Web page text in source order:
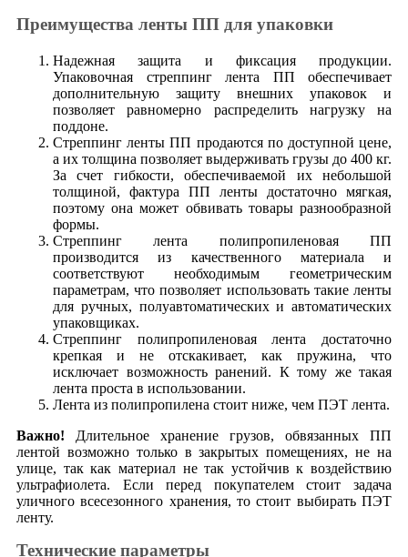
Преимущества ленты ПП для упаковки
Надежная защита и фиксация продукции.
Упаковочная стреппинг лента ПП обеспечивает
дополнительную защиту внешних упаковок и
позволяет равномерно распределить нагрузку на
поддоне.
Стреппинг ленты ПП продаются по доступной цене,
а их толщина позволяет выдерживать грузы до 400 кг.
За счет гибкости, обеспечиваемой их небольшой
толщиной, фактура ПП ленты достаточно мягкая,
поэтому она может обвивать товары разнообразной
формы.
Стреппинг лента полипропиленовая ПП
производится из качественного материала и
соответствуют необходимым геометрическим
параметрам, что позволяет использовать такие ленты
для ручных, полуавтоматических и автоматических
упаковщиках.
Стреппинг полипропиленовая лента достаточно
крепкая и не отскакивает, как пружина, что
исключает возможность ранений. К тому же такая
лента проста в использовании.
Лента из полипропилена стоит ниже, чем ПЭТ лента.
Важно! Длительное хранение грузов, обвязанных ПП
лентой возможно только в закрытых помещениях, не на
улице, так как материал не так устойчив к воздействию
ультрафиолета. Если перед покупателем стоит задача
уличного всесезонного хранения, то стоит выбирать ПЭТ
ленту.
Технические параметры